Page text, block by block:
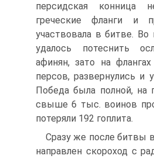
персидская конница
греческие фланги и
участвовала в битве.
удалось потеснить
афинян, зато на
персов, развернулись и
Победа была полной, на
свыше 6 тыс. воинов
потеряли 192 гоплита.
Сразу же после битвы
направлен скороход с